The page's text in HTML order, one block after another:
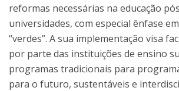
reformas necessárias na educação
universidades, com especial ênfase
“verdes”. A sua implementação visa
por parte das instituições de ensino
programas tradicionais para
para o futuro, sustentáveis e